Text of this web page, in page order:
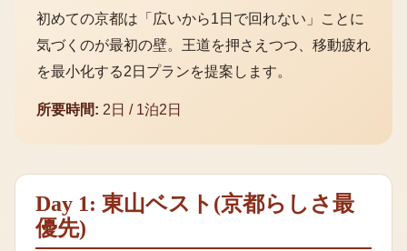
初めての京都は「広いから1日で回れない」ことに
気づくのが最初の壁。王道を押さえつつ、移動疲れ
を最小化する2日プランを提案します。
所要時間: 2日 / 1泊2日
Day 1: 東山ベスト(京都らしさ最
優先)